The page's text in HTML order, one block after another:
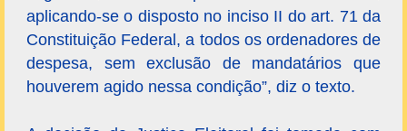
aplicando-se o disposto no inciso II do art. 71 da
Constituição Federal, a todos os ordenadores de
despesa, sem exclusão de mandatários que
houverem agido nessa condição”, diz o texto.